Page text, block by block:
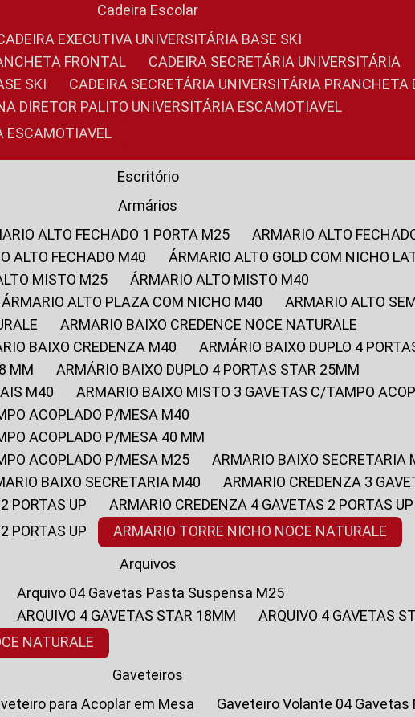
Cadeira Escolar
CADEIRA EXECUTIVA UNIVERSITÁRIA BASE SKI
FRONTAL
CADEIRA SECRETÁRIA UNIVERSITÁRIA
SKI
CADEIRA SECRETÁRIA UNIVERSITÁRIA PRANCHETA
DIRETOR PALITO UNIVERSITÁRIA ESCAMOTIAVEL
ESCAMOTIAVEL
Escritório
Armários
ALTO FECHADO 1 PORTA M25
ARMARIO ALTO
ALTO FECHADO M40
ÁRMARIO ALTO GOLD COM NICHO
MISTO M25
ÁRMARIO ALTO MISTO M40
ÁRMARIO ALTO PLAZA COM NICHO M40
ARMARIO ALTO
ARMARIO BAIXO CREDENCE NOCE NATURALE
BAIXO CREDENZA M40
ARMÁRIO BAIXO DUPLO 4
MM
ARMÁRIO BAIXO DUPLO 4 PORTAS STAR 25MM
M40
ARMARIO BAIXO MISTO 3 GAVETAS C/TAMPO
ACOPLADO P/MESA M40
ACOPLADO P/MESA 40 MM
ACOPLADO P/MESA M25
ARMARIO BAIXO SECRETARIA
BAIXO SECRETARIA M40
ARMARIO CREDENZA 3
PORTAS UP
ARMARIO CREDENZA 4 GAVETAS 2 PORTAS UP
PORTAS UP
ARMARIO TORRE NICHO NOCE NATURALE
Arquivos
Arquivo 04 Gavetas Pasta Suspensa M25
ARQUIVO 4 GAVETAS STAR 18MM
ARQUIVO 4 GAVETAS
NATURALE
Gaveteiros
para Acoplar em Mesa
Gaveteiro Volante 04 Gavetas